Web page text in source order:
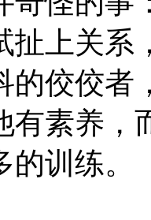
扯上关系
的佼佼者
有素养，
训练。